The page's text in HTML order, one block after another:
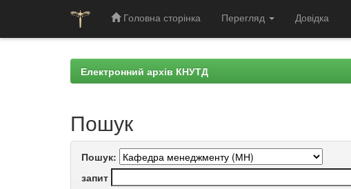
Головна сторінка Перегляд Довідка
Електронний архів КНУТД
Пошук
Пошук:
запит